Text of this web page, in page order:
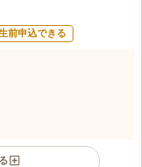
前申込できる